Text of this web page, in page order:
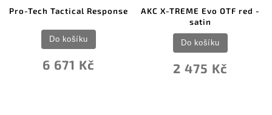
Pro-Tech Tactical Response
6 671 Kč
Do košíku
AKC X-TREME Evo OTF red -
satin
2 475 Kč
Do košíku